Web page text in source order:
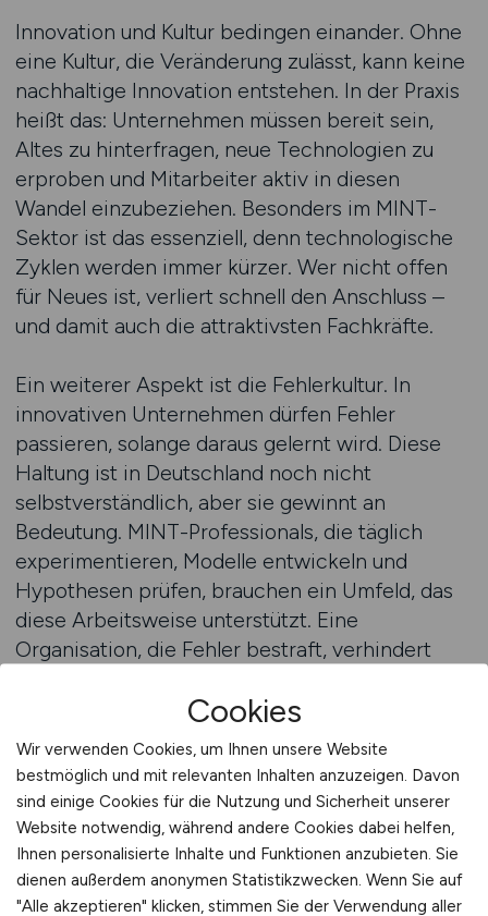
Innovation und Kultur bedingen einander. Ohne
eine Kultur, die Veränderung zulässt, kann keine
nachhaltige Innovation entstehen. In der Praxis
heißt das: Unternehmen müssen bereit sein,
Altes zu hinterfragen, neue Technologien zu
erproben und Mitarbeiter aktiv in diesen
Wandel einzubeziehen. Besonders im MINT-
Sektor ist das essenziell, denn technologische
Zyklen werden immer kürzer. Wer nicht offen
für Neues ist, verliert schnell den Anschluss –
und damit auch die attraktivsten Fachkräfte.
Ein weiterer Aspekt ist die Fehlerkultur. In
innovativen Unternehmen dürfen Fehler
passieren, solange daraus gelernt wird. Diese
Haltung ist in Deutschland noch nicht
selbstverständlich, aber sie gewinnt an
Bedeutung. MINT-Professionals, die täglich
experimentieren, Modelle entwickeln und
Hypothesen prüfen, brauchen ein Umfeld, das
diese Arbeitsweise unterstützt. Eine
Organisation, die Fehler bestraft, verhindert
mit jeder Iteration. Auch die
Kommunikationskultur ist zentral. In technischen
Projekten scheitern Ideen selten an Technik,
sondern an Missverständnissen. Unternehmen
mit offener Kommunikation fördern den
Austausch zwischen Abteilungen, vermeiden
Silodenken und schaffen Vertrauen. Fachkräfte,
Cookies
Wir verwenden Cookies, um Ihnen unsere Website
bestmöglich und mit relevanten Inhalten anzuzeigen. Davon
sind einige Cookies für die Nutzung und Sicherheit unserer
Website notwendig, während andere Cookies dabei helfen,
Ihnen personalisierte Inhalte und Funktionen anzubieten. Sie
dienen außerdem anonymen Statistikzwecken. Wenn Sie auf
"Alle akzeptieren" klicken, stimmen Sie der Verwendung aller